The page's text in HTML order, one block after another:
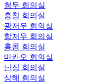
청두 회의실
충칭 회의실
광저우 회의실
항저우 회의실
홍콩 회의실
마카오 회의실
난징 회의실
상해 회의실